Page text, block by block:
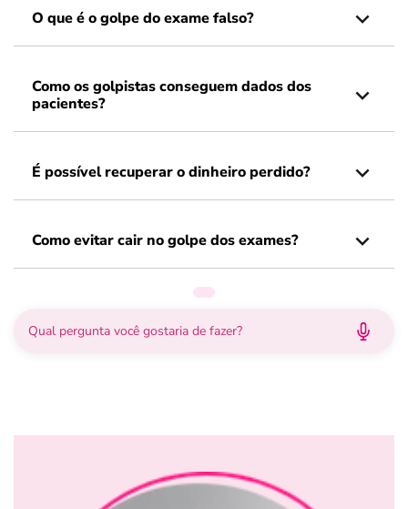
O que é o golpe do exame falso?
Como os golpistas conseguem dados dos
pacientes?
É possível recuperar o dinheiro perdido?
Como evitar cair no golpe dos exames?